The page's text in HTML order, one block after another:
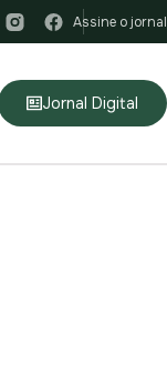
Assine o jornal
Jornal Digital